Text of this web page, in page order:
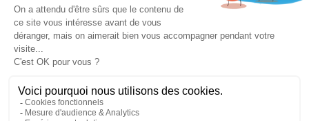
SERVICE
Pièces détachées
Catégories de produit
Dépannage
Le magasin